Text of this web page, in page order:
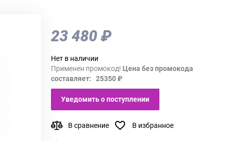
23 480 ₽
Нет в наличии
Применен промокод! Цена без промокода
составляет: 25350 ₽
Уведомить о поступлении
В сравнение В избранное